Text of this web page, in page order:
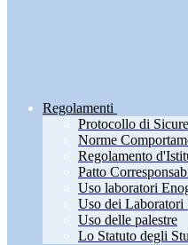
Regolamenti
Protocollo di
Norme
Regolamento
Patto
Uso laboratori
Uso dei Laboratori
Uso delle palestre
Lo Statuto degli